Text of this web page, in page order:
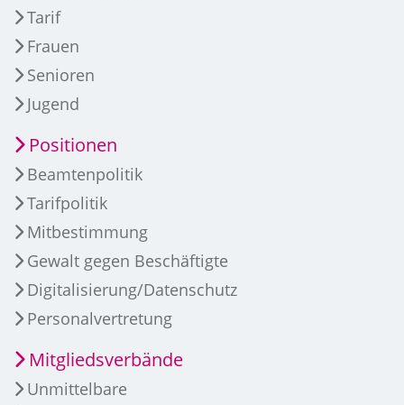
Tarif
Frauen
Senioren
Jugend
Positionen
Beamtenpolitik
Tarifpolitik
Mitbestimmung
Gewalt gegen Beschäftigte
Digitalisierung/Datenschutz
Personalvertretung
Mitgliedsverbände
Unmittelbare